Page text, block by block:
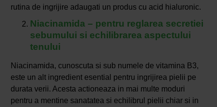
rutina de ingrijire adaugati un produs cu acid hialuronic.
Niacinamida – pentru reglarea secretiei
sebumului si echilibrarea aspectului
tenului
Niacinamida, cunoscuta si sub numele de vitamina B3,
este un alt ingredient esential pentru ingrijirea pielii pe
durata verii. Acesta actioneaza in mai multe moduri
pentru a mentine sanatatea si echilibrul pielii chiar si in